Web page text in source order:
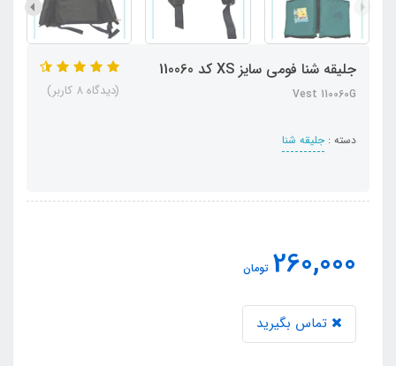
جلیقه شنا فومی سایز XS کد 110060
Vest 110060G
دسته : جلیقه شنا
(دیدگاه 8 کاربر)
260,000 تومان
تماس بگیرید